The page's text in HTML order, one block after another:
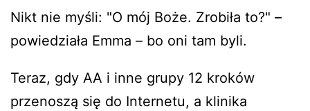
Nikt nie myśli: "O mój Boże. Zrobiła to?" –
powiedziała Emma – bo oni tam byli.
Teraz, gdy AA i inne grupy 12 kroków
przenoszą się do Internetu, a klinika